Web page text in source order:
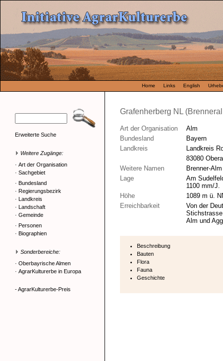
Home Links English
Erweiterte Suche
Weitere Zugänge:
· Art der Organisation
· Sachgebiet
· Bundesland
· Regierungsbezirk
· Landkreis
· Landschaft
· Gemeinde
· Personen
· Biographien
Sonderbereiche:
· Oberbayrische Almen
· AgrarKulturerbe in Europa
- AgrarKulturerbe-Preis
Grafenherberg NL
Art der Organisation
Alm
Bundesland
Bayern
Landkreis
Landkreis
83080
Weitere Namen
Brenner-Alm
Lage
Am
1100 mm/J.
Höhe
1089 m ü.
Erreichbarkeit
Von der
Alm und
Beschreibung
Bauten
Flora
Fauna
Geschichte